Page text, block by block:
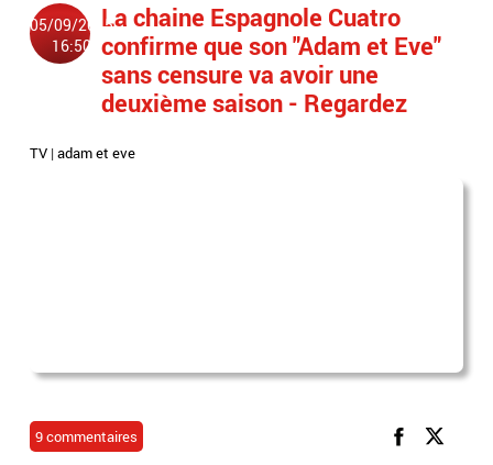
05/09/2015
16:50
La chaine Espagnole Cuatro
confirme que son "Adam et Eve"
sans censure va avoir une
deuxième saison - Regardez
TV |adam et eve
9 commentaires